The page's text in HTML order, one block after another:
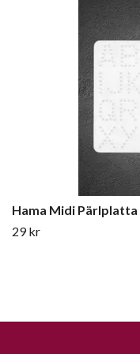
Hama Midi
29 kr